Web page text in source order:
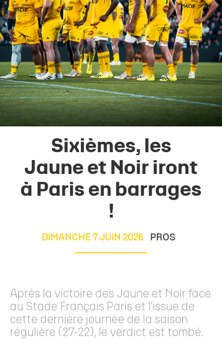
Sixièmes, les
Jaune et Noir iront
à Paris en barrages
!
DIMANCHE 7 JUIN 2026 PROS
Après la victoire des Jaune et Noir face
au Stade Français Paris et l'issue de
cette dernière journée de la saison
régulière (27-22), le verdict est tombé.